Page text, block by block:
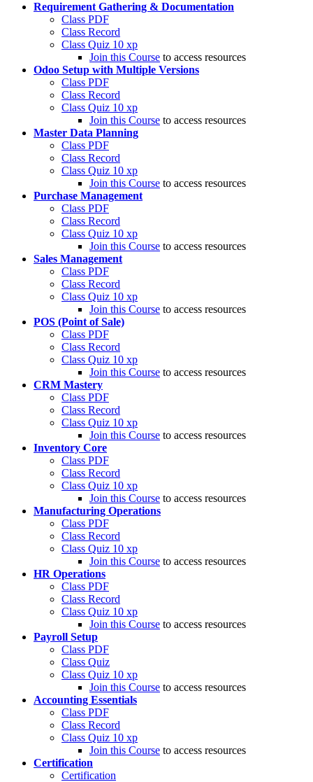
Requirement Gathering & Documentation
Class PDF
Class Record
Class Quiz 10 xp
Join this Course to access resources
Odoo Setup with Multiple Versions
Class PDF
Class Record
Class Quiz 10 xp
Join this Course to access resources
Master Data Planning
Class PDF
Class Record
Class Quiz 10 xp
Join this Course to access resources
Purchase Management
Class PDF
Class Record
Class Quiz 10 xp
Join this Course to access resources
Sales Management
Class PDF
Class Record
Class Quiz 10 xp
Join this Course to access resources
POS (Point of Sale)
Class PDF
Class Record
Class Quiz 10 xp
Join this Course to access resources
CRM Mastery
Class PDF
Class Record
Class Quiz 10 xp
Join this Course to access resources
Inventory Core
Class PDF
Class Record
Class Quiz 10 xp
Join this Course to access resources
Manufacturing Operations
Class PDF
Class Record
Class Quiz 10 xp
Join this Course to access resources
HR Operations
Class PDF
Class Record
Class Quiz 10 xp
Join this Course to access resources
Payroll Setup
Class PDF
Class Quiz
Class Quiz 10 xp
Join this Course to access resources
Accounting Essentials
Class PDF
Class Record
Class Quiz 10 xp
Join this Course to access resources
Certification
Certification